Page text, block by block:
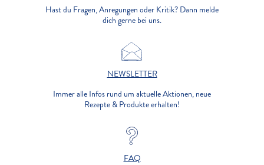
Hast du Fragen, Anregungen oder Kritik? Dann melde
dich gerne bei uns.
NEWSLETTER
Immer alle Infos rund um aktuelle Aktionen, neue
Rezepte & Produkte erhalten!
FAQ